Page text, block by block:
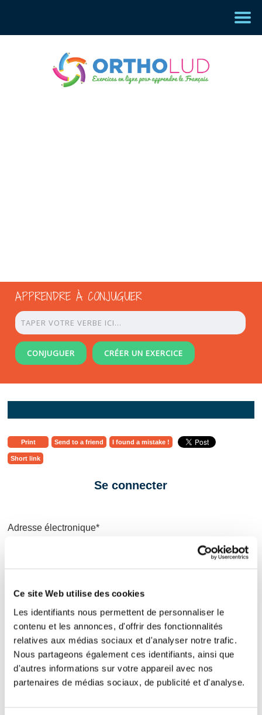
Ce site Web utilise des cookies
Les identifiants nous permettent de personnaliser le
contenu et les annonces, d'offrir des fonctionnalités
relatives aux médias sociaux et d'analyser notre trafic.
Nous partageons également ces identifiants, ainsi que
d'autres informations sur votre appareil avec nos
partenaires de médias sociaux, de publicité et d'analyse.
APPRENDRE À CONJUGUER
CONJUGUER CRÉER UN EXERCICE
Print Send to a friend I found a mistake !
Short link
Se connecter
Adresse électronique*
Mot de passe oublié
CONNEXION